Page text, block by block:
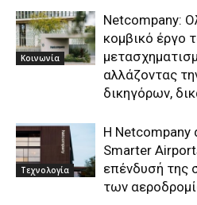
Κοινωνία
Netcompany:
κομβικό έργο
αλλάζοντας
δικηγόρων,
Τεχνολογία
Η Netcompany
Smarter
επένδυσή της
των